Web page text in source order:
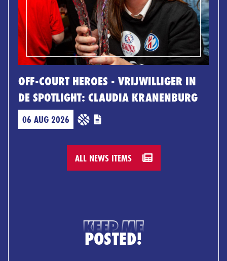
OFF-COURT HEROES - VRIJWILLIGER IN
DE SPOTLIGHT: CLAUDIA KRANENBURG
06 AUG 2026
ALL NEWS ITEMS
KEEP ME
POSTED!